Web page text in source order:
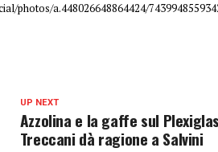
photos/a.448026648864424/
UP NEXT
Azzolina e la gaffe sul
Treccani dà ragione a Salvini